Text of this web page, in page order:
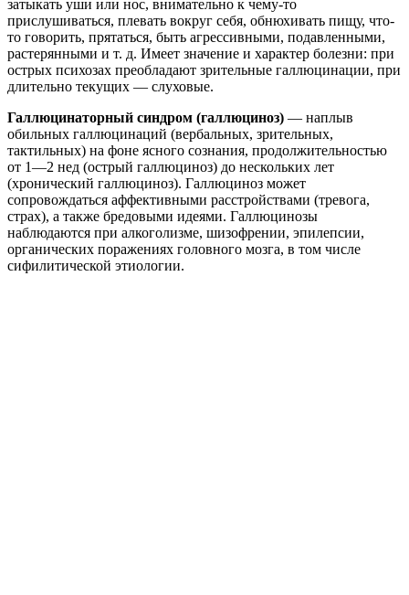
затыкать уши или нос, внимательно к чему-то
прислушиваться, плевать вокруг себя, обнюхивать пищу, что-
то говорить, прятаться, быть агрессивными, подавленными,
растерянными и т. д. Имеет значение и характер болезни: при
острых психозах преобладают зрительные галлюцинации, при
длительно текущих — слуховые.
Галлюцинаторный синдром (галлюциноз) — наплыв
обильных галлюцинаций (вербальных, зрительных,
тактильных) на фоне ясного сознания, продолжительностью
от 1—2 нед (острый галлюциноз) до нескольких лет
(хронический галлюциноз). Галлюциноз может
сопровождаться аффективными расстройствами (тревога,
страх), а также бредовыми идеями. Галлюцинозы
наблюдаются при алкоголизме, шизофрении, эпилепсии,
органических поражениях головного мозга, в том числе
сифилитической этиологии.